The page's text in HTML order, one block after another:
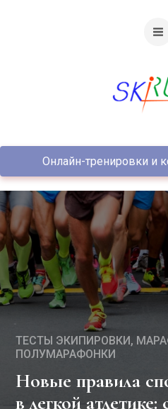
Онлайн-тренировки и
ТЕСТЫ ЭКИПИРОВКИ
ПОЛУМАРАФОНКИ
Новые правила спортивной обуви
в легкой атлетике: